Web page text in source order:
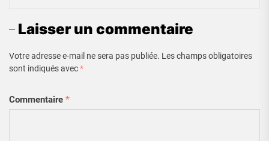
Laisser un commentaire
Votre adresse e-mail ne sera pas publiée. Les champs obligatoires
sont indiqués avec*
Commentaire *